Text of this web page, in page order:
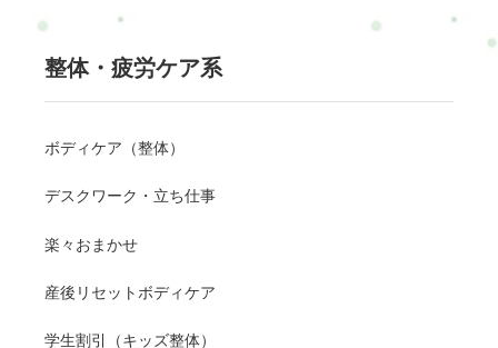
整体・疲労ケア系
ボディケア（整体）
デスクワーク・立ち仕事
楽々おまかせ
産後リセットボディケア
学生割引（キッズ整体）